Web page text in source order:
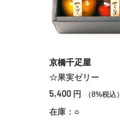
京橋千疋屋
☆果実ゼリー
5,400 円 （8%税込）
在庫：○